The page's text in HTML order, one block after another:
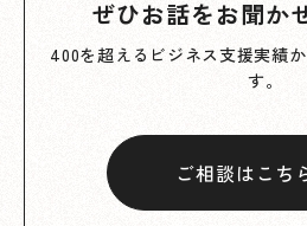
ぜひお話をお聞か
400を超えるビジネス支援実績
す。
ご相談はこち